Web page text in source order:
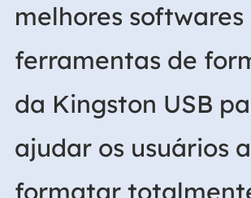
melhores softwares
ferramentas de
da Kingston USB
ajudar os usuários a
formatar